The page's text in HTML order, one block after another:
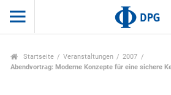
Startseite Veranstaltungen
2007
Abendvortrag: Moderne Konzepte für eine sichere